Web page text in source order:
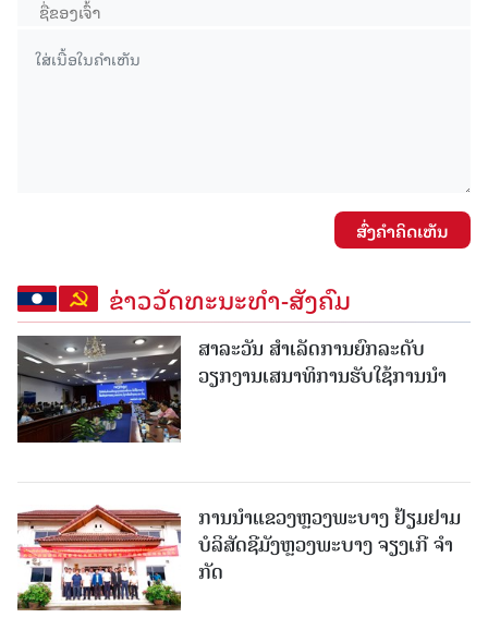
ສົ່ງຄໍາຄິດເຫັນ
ຂ່າວວັດທະນະທຳ-ສັງຄົມ
ສາລະວັນ ສໍາເລັດການຍົກລະດັບ
ວຽກງານເສນາທິການຮັບໃຊ້ການນໍາ
ການນຳແຂວງຫຼວງພະບາງ ຢ້ຽມ​ຢາມ
ບໍ​ລິ​ສັດຊີມັງຫຼວງພະບາງ ຈຽງເກີ ຈໍາ
ກັດ